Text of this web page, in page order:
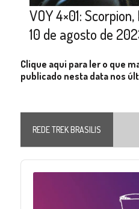
VOY 4×01:
10 de agosto de
Clique aqui para ler o que
publicado nesta data nos
REDE TREK BRASILIS
Audio
Player